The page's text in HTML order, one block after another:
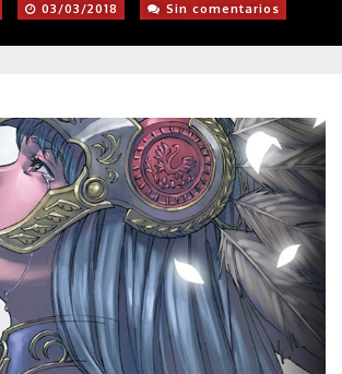
03/03/2018 Sin comentarios